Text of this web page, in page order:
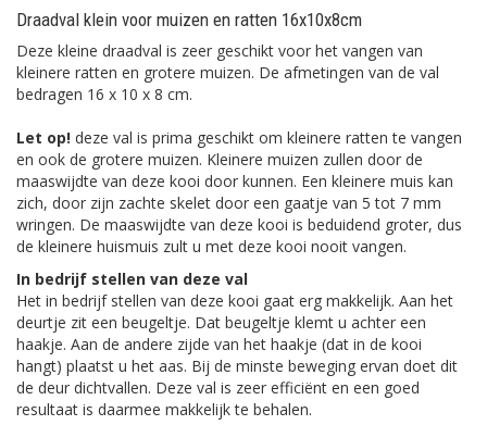
Draadval klein voor muizen en ratten 16x10x8cm
Deze kleine draadval is zeer geschikt voor het vangen van
kleinere ratten en grotere muizen. De afmetingen van de val
bedragen 16 x 10 x 8 cm.
Let op! deze val is prima geschikt om kleinere ratten te vangen
en ook de grotere muizen. Kleinere muizen zullen door de
maaswijdte van deze kooi door kunnen. Een kleinere muis kan
zich, door zijn zachte skelet door een gaatje van 5 tot 7 mm
wringen. De maaswijdte van deze kooi is beduidend groter, dus
de kleinere huismuis zult u met deze kooi nooit vangen.
In bedrijf stellen van deze val
Het in bedrijf stellen van deze kooi gaat erg makkelijk. Aan het
deurtje zit een beugeltje. Dat beugeltje klemt u achter een
haakje. Aan de andere zijde van het haakje (dat in de kooi
hangt) plaatst u het aas. Bij de minste beweging ervan doet dit
de deur dichtvallen. Deze val is zeer efficiënt en een goed
resultaat is daarmee makkelijk te behalen.